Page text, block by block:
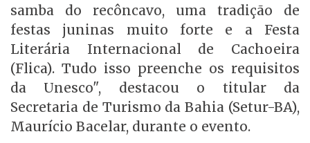
samba do recôncavo, uma tradição de
festas juninas muito forte e a Festa
Literária Internacional de Cachoeira
(Flica). Tudo isso preenche os requisitos
da Unesco", destacou o titular da
Secretaria de Turismo da Bahia (Setur-BA),
Maurício Bacelar, durante o evento.